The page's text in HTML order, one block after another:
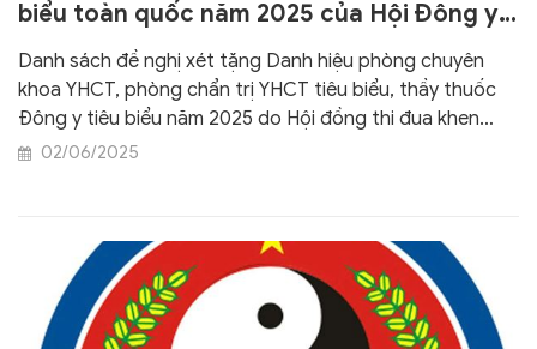
biểu toàn quốc năm 2025 của Hội Đông y
Việt Nam
Danh sách đề nghị xét tặng Danh hiệu phòng chuyên
khoa YHCT, phòng chẩn trị YHCT tiêu biểu, thầy thuốc
Đông y tiêu biểu năm 2025 do Hội đồng thi đua khen
thưởng Trung ương dự kiến trình Chủ tịch Hội Đông y
02/06/2025